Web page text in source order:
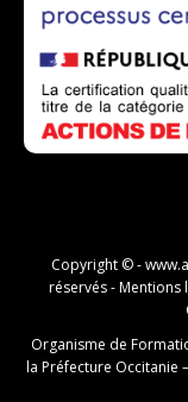
Copyright © -
réservés -Mentions
Organisme de
la Préfecture Occitanie